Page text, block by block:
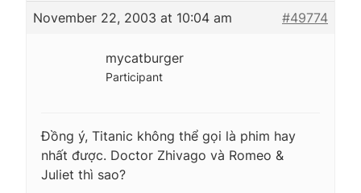
November 22, 2003 at 10:04 am #49774
mycatburger
Participant
Đồng ý, Titanic không thể gọi là phim hay
nhất được. Doctor Zhivago và Romeo &
Juliet thì sao?